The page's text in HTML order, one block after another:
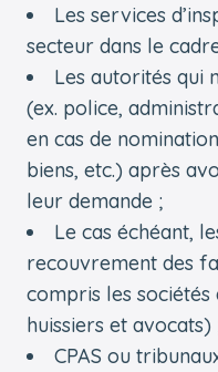
Les services
secteur dans le
Les autorités qui
(ex. police,
en cas de
biens, etc.) après
leur demande ;
Le cas échéant,
recouvrement des
compris les
huissiers et avocats)
CPAS ou